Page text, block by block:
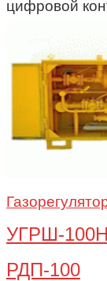
цифровой
УГРШ-
РДП-100